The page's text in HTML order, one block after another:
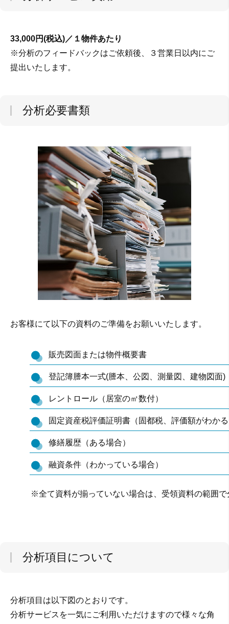
33,000円(税込)／１物件あたり
※分析のフィードバックはご依頼後、３営業日以内にご
提出いたします。
分析必要書類
お客様にて以下の資料のご準備をお願いいたします。
販売図面または物件概要書
登記簿謄本一式(謄本、公図、測量図、建物図
レントロール（居室の㎡数付）
固定資産税評価証明書（固都税、評価額がわか
修繕履歴（ある場合）
融資条件（わかっている場合）
※全て資料が揃っていない場合は、受領資料の範囲
分析項目について
分析項目は以下図のとおりです。
分析サービスを一気にご利用いただけますので様々な角